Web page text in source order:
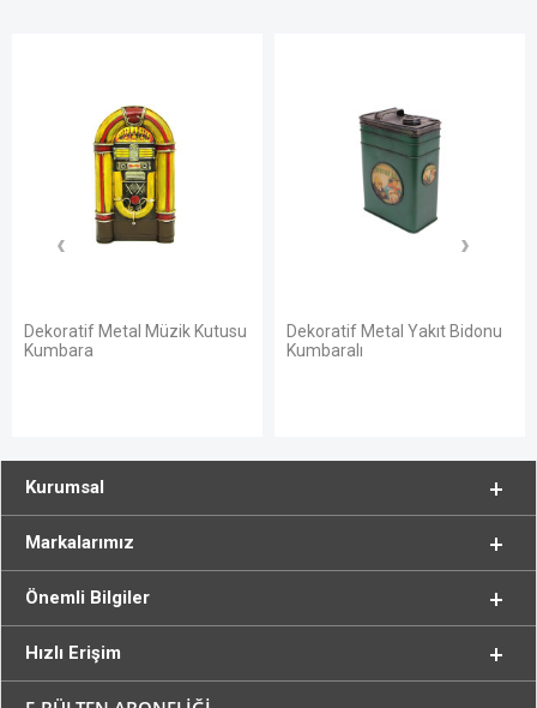
Metal Müzik Kutusu
Dekoratif Metal Yakıt Bidonu
Kumbaralı
Kurumsal
Markalarımız
Önemli Bilgiler
Hızlı Erişim